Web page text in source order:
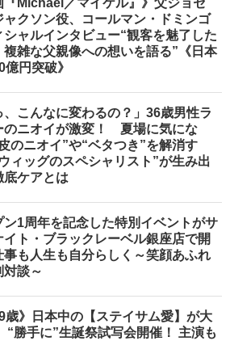
『Michael／マイケル』》父ジョセ
ャクソン役、コールマン・ドミンゴ
シャルインタビュー“観客を魅了した
複雑な父親像への想いを語る”《日本
億円突破》
、こんなに変わるの？」36歳男性ラ
のニオイが激変！ 夏場に気にな
のニオイ”や“ベタつき”を解消す
ィッグのスペシャリスト”が生み出
底ケアとは
ン1周年を記念した特別イベントがサ
イト・ブラックレーベル銀座店で開
も人生も自分らしく～笑顔あふれ
対談～
歳》日本中の【ステイサム愛】が大
“勝手に”生誕祭試写会開催！ 主演も